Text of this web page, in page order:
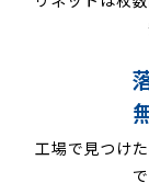
工場で見つけ